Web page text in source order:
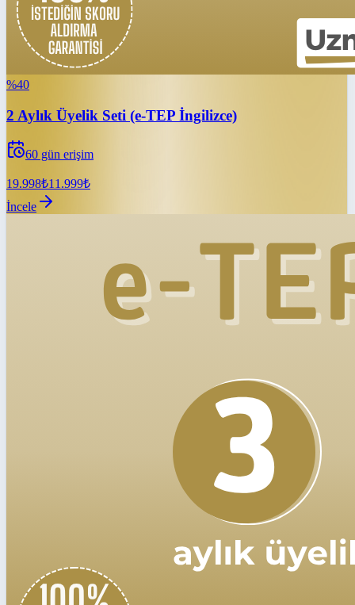
%40
2 Aylık Üyelik Seti (e-TEP İngilizce)
60 gün erişim
19.998₺11.999₺
İncele